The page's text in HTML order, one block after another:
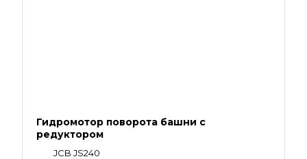
Гидромотор поворота башни с
редуктором
JCB JS240